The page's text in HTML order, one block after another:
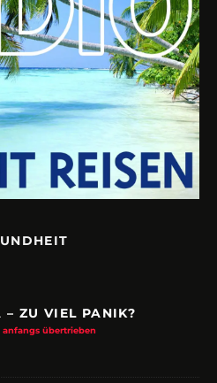
– ZU VIEL PANIK?
anfangs übertrieben